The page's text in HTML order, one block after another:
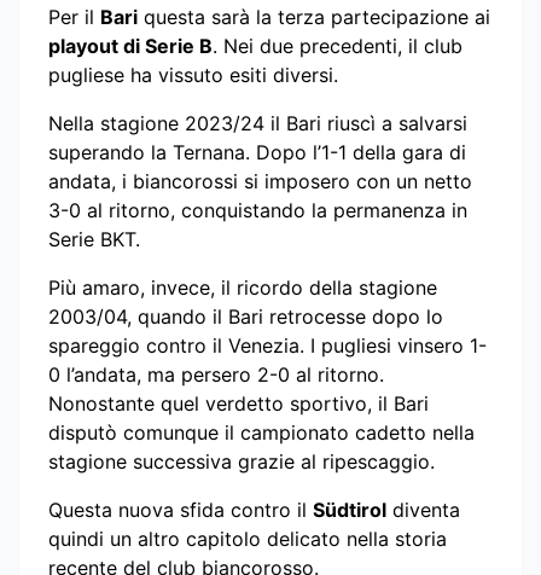
Per il Bari questa sarà la terza partecipazione ai
playout di Serie B. Nei due precedenti, il club
pugliese ha vissuto esiti diversi.
Nella stagione 2023/24 il Bari riuscì a salvarsi
superando la Ternana. Dopo l’1-1 della gara di
andata, i biancorossi si imposero con un netto
3-0 al ritorno, conquistando la permanenza in
Serie BKT.
Più amaro, invece, il ricordo della stagione
2003/04, quando il Bari retrocesse dopo lo
spareggio contro il Venezia. I pugliesi vinsero 1-
0 l’andata, ma persero 2-0 al ritorno.
Nonostante quel verdetto sportivo, il Bari
disputò comunque il campionato cadetto nella
stagione successiva grazie al ripescaggio.
Questa nuova sfida contro il Südtirol diventa
quindi un altro capitolo delicato nella storia
recente del club biancorosso.